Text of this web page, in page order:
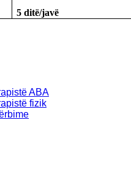
5 ditë/javë
ABA
fizik